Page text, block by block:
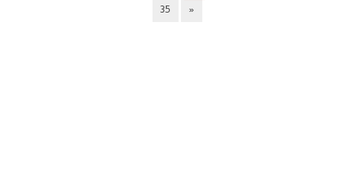
35
»